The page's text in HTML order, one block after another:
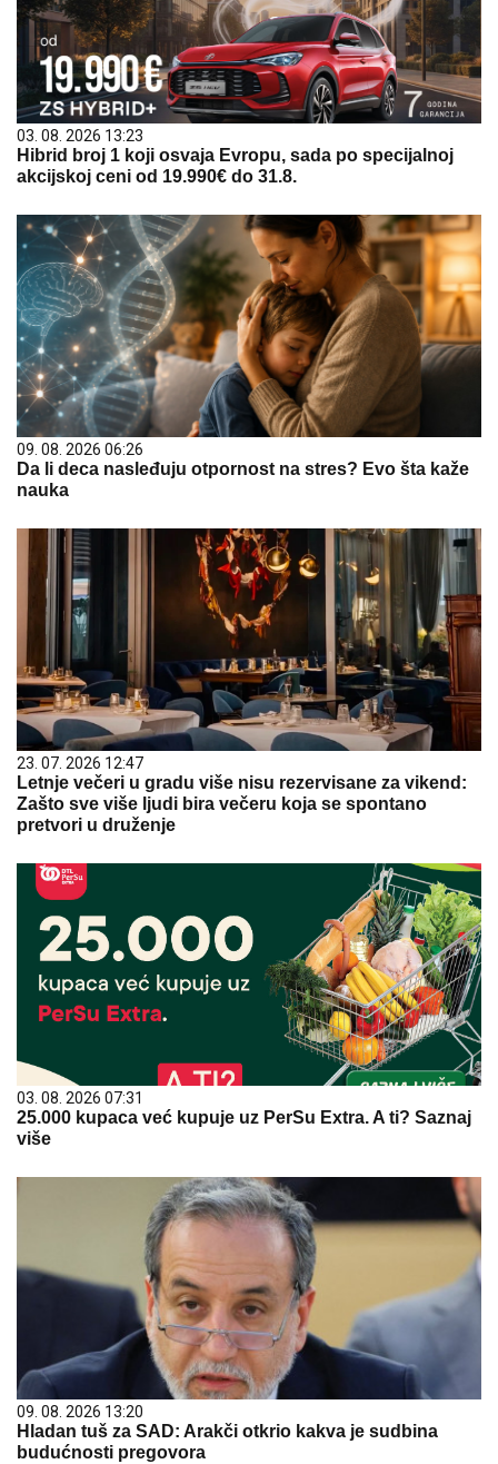
03. 08. 2026 13:23
Hibrid broj 1 koji osvaja Evropu, sada po specijalnoj
akcijskoj ceni od 19.990€ do 31.8.
09. 08. 2026 06:26
Da li deca nasleđuju otpornost na stres? Evo šta kaže
nauka
23. 07. 2026 12:47
Letnje večeri u gradu više nisu rezervisane za vikend:
Zašto sve više ljudi bira večeru koja se spontano
pretvori u druženje
03. 08. 2026 07:31
25.000 kupaca već kupuje uz PerSu Extra. A ti? Saznaj
više
09. 08. 2026 13:20
Hladan tuš za SAD: Arakči otkrio kakva je sudbina
budućnosti pregovora